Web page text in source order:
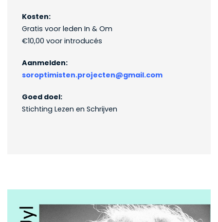
Kosten:
Gratis voor leden In & Om
€10,00 voor introducés
Aanmelden:
soroptimisten.projecten@gmail.com
Goed doel:
Stichting Lezen en Schrijven